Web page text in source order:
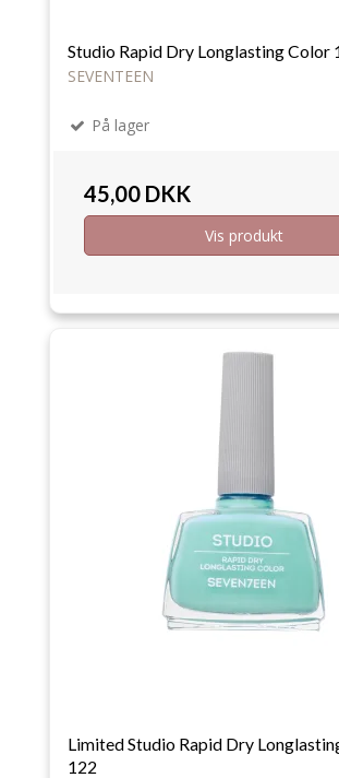
Studio Rapid Dry Longlasting Color
SEVENTEEN
På lager
45,00 DKK
Vis produkt
Limited Studio Rapid Dry
122